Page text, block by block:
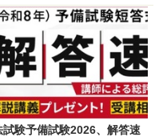
試験予備試験2026、解答速